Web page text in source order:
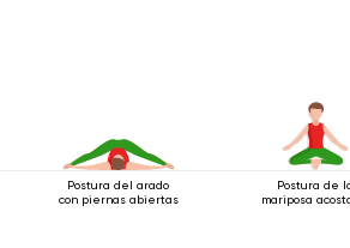
Postura del arado
con piernas abiertas
Postura de
mariposa